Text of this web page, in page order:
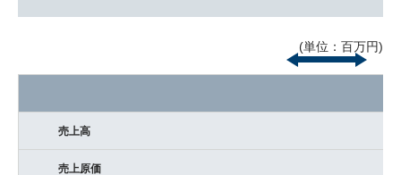
企業情報
採用情報
ニュース
(単位：百万円)
売上高
売上原価